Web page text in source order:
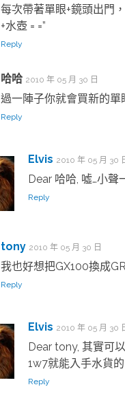
每次帶著單眼+鏡頭出門
+水壺 = =”
Reply
哈哈 2010 年 05 月 30 日
過一陣子你就會買新的單
Reply
Elvis 2010 年 05 月 30
Dear 哈哈, 噓…小聲
Reply
tony 2010 年 05 月 30 日
我也好想把GX100換成
Reply
Elvis 2010 年 05 月 30
Dear tony, 其實可
1w7就能入手水貨
Reply